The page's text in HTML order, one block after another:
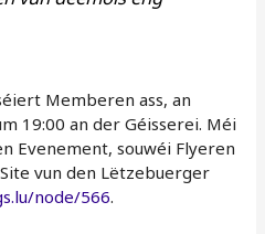
Memberen ass, an
19:00 an der Géisserei. Méi
Evenement, souwéi Flyeren
vun den Lëtzebuerger
node/566.